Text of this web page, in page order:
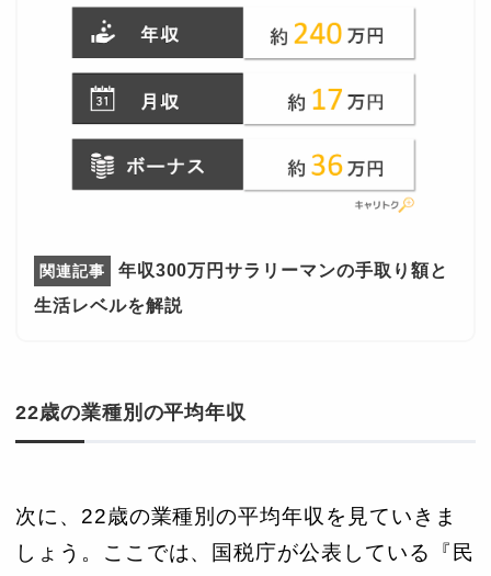
年収300万円サラリーマンの手取り額と
生活レベルを解説
22歳の業種別の平均年収
次に、22歳の業種別の平均年収を見ていきま
しょう。ここでは、国税庁が公表している『民